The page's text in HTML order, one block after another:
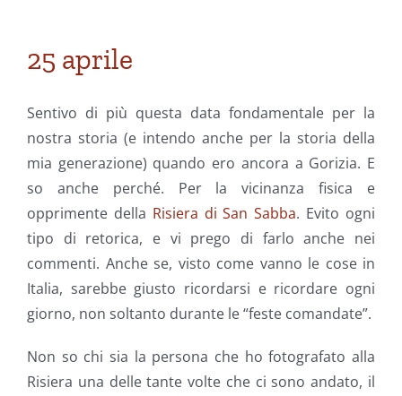
25 aprile
Sentivo di più questa data fondamentale per la
nostra storia (e intendo anche per la storia della
mia generazione) quando ero ancora a Gorizia. E
so anche perché. Per la vicinanza fisica e
opprimente della Risiera di San Sabba. Evito ogni
tipo di retorica, e vi prego di farlo anche nei
commenti. Anche se, visto come vanno le cose in
Italia, sarebbe giusto ricordarsi e ricordare ogni
giorno, non soltanto durante le “feste comandate”.
Non so chi sia la persona che ho fotografato alla
Risiera una delle tante volte che ci sono andato, il